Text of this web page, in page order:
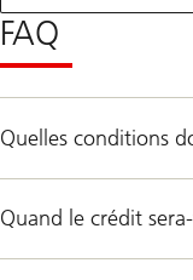
FAQ
Quelles conditions
Quand le crédit